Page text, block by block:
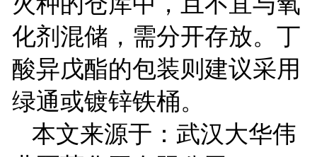
化剂混储，需分开存放。丁
酸异戊酯的包装则建议采用
绿通或镀锌铁桶。
本文来源于：武汉大华伟